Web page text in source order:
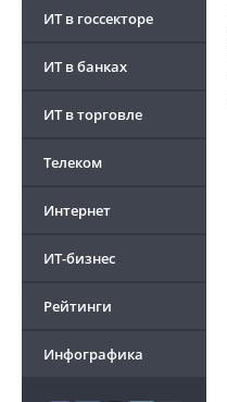
ИТ в госсекторе
ИТ в банках
ИТ в торговле
Телеком
Интернет
ИТ-бизнес
Рейтинги
Инфографика